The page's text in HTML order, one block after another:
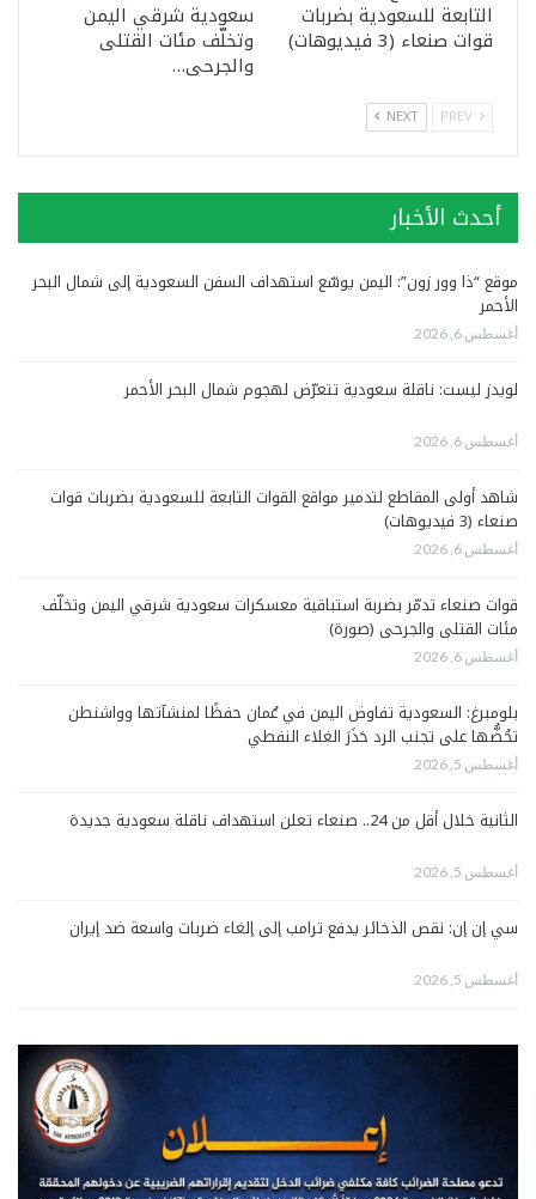
التابعة للسعودية بضربات
قوات صنعاء (3 فيديوهات)
سعودية شرقي اليمن
وتخلّف مئات القتلى
والجرحى…
NEXT
أحدث الأخبار
موقع “ذا وور زون”: اليمن يوسّع استهداف السفن السعودية إلى شمال البحر
الأحمر
أغسطس 6, 2026
لويدز ليست: ناقلة سعودية تتعرّض لهجوم شمال البحر الأحمر
أغسطس 6, 2026
شاهد أولى المقاطع لتدمير مواقع القوات التابعة للسعودية بضربات قوات
صنعاء (3 فيديوهات)
أغسطس 6, 2026
قوات صنعاء تدمّر بضربة استباقية معسكرات سعودية شرقي اليمن وتخلّف
مئات القتلى والجرحى (صورة)
أغسطس 6, 2026
بلومبرغ: السعودية تفاوض اليمن في عُمان حفظًا لمنشآتها وواشنطن
تحُضُّها على تجنب الرد حَذَرَ الغلاء النفطي
أغسطس 5, 2026
الثانية خلال أقل من 24.. صنعاء تعلن استهداف ناقلة سعودية جديدة
أغسطس 5, 2026
سي إن إن: نقص الذخائر يدفع ترامب إلى إلغاء ضربات واسعة ضد إيران
أغسطس 5, 2026